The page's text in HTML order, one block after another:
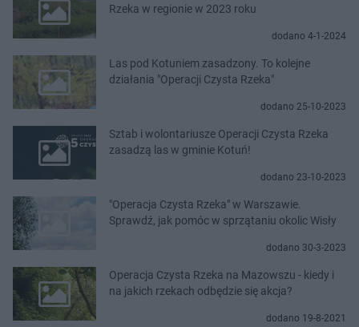
Rzeka w regionie w 2023 roku
dodano 4-1-2024
Las pod Kotuniem zasadzony. To kolejne
działania "Operacji Czysta Rzeka"
dodano 25-10-2023
Sztab i wolontariusze Operacji Czysta Rzeka
zasadzą las w gminie Kotuń!
dodano 23-10-2023
"Operacja Czysta Rzeka" w Warszawie.
Sprawdź, jak pomóc w sprzątaniu okolic Wisły
dodano 30-3-2023
Operacja Czysta Rzeka na Mazowszu - kiedy i
na jakich rzekach odbędzie się akcja?
dodano 19-8-2021